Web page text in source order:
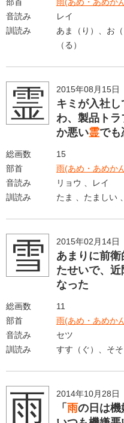
音読み
レイ
訓読み
あま（り）、お
（る）
霊 2015年08月15日
キミが入社
わ、製品ト
か悪い霊でも
総画数
15
部首
雨(あめ・あめか
音読み
リョウ 、レイ
訓読み
たま 、たましい
雪 2015年02月14日
あまりに前衛
たせいで、
なった
総画数
11
部首
雨(あめ・あめか
音読み
セツ
訓読み
すす（ぐ）、そ
雨 2014年10月28日
「 雨の日は機